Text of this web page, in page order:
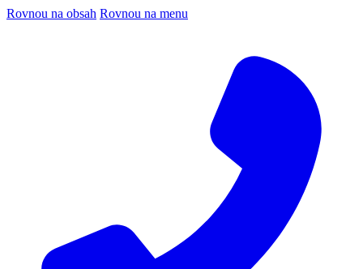
Rovnou na obsah Rovnou na menu